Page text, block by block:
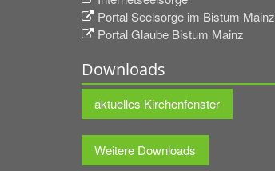
Portal Seelsorge im Bistum Mainz
Portal Glaube Bistum Mainz
Downloads
aktuelles Kirchenfenster
Weitere Downloads